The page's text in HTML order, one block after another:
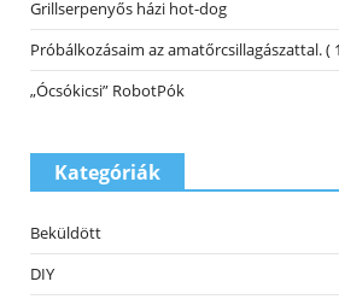
Grillserpenyős házi hot-dog
Próbálkozásaim az amatőrcsillagászattal. (
„Ócsókicsi” RobotPók
Kategóriák
Beküldött
DIY